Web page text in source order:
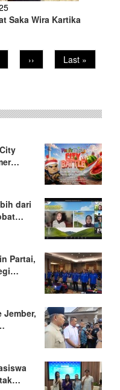
Saka Wira Kartika
Next
page
››
Last
page
Last »
dari
Partai,
Jember,